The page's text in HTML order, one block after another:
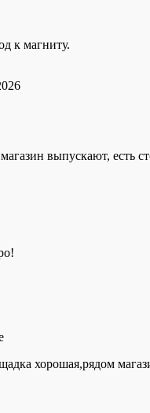
к магниту.
выпускают, есть
хорошая,рядом